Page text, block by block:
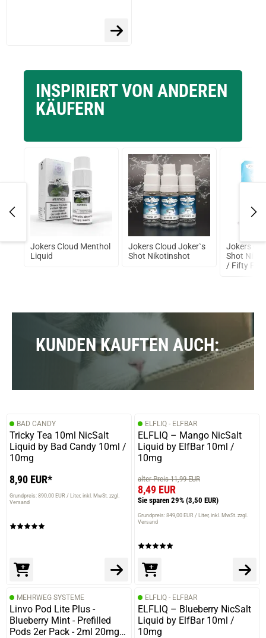
INSPIRIERT VON ANDEREN
KÄUFERN
Jokers Cloud Menthol
Liquid
Jokers Cloud Joker`s
Shot Nikotinshot
Jokers
Shot
/ Fifty Fifty
KUNDEN KAUFTEN AUCH:
BAD CANDY
Tricky Tea 10ml NicSalt
Liquid by Bad Candy 10ml /
10mg
8,90 EUR*
Grundpreis: 890,00 EUR / Liter inkl. MwSt. zzgl.
Versand
ELFLIQ - ELFBAR
ELFLIQ – Mango NicSalt
Liquid by ElfBar 10ml /
10mg
alter Preis 11,99 EUR
8,49 EUR
Sie sparen 29% (3,50 EUR)
Grundpreis: 849,00 EUR / Liter inkl. MwSt. zzgl.
Versand
MEHRWEG SYSTEME
Linvo Pod Lite Plus -
Blueberry Mint - Prefilled
Pods 2er Pack - 2ml 20mg
ELFLIQ - ELFBAR
ELFLIQ – Blueberry NicSalt
Liquid by ElfBar 10ml /
10mg